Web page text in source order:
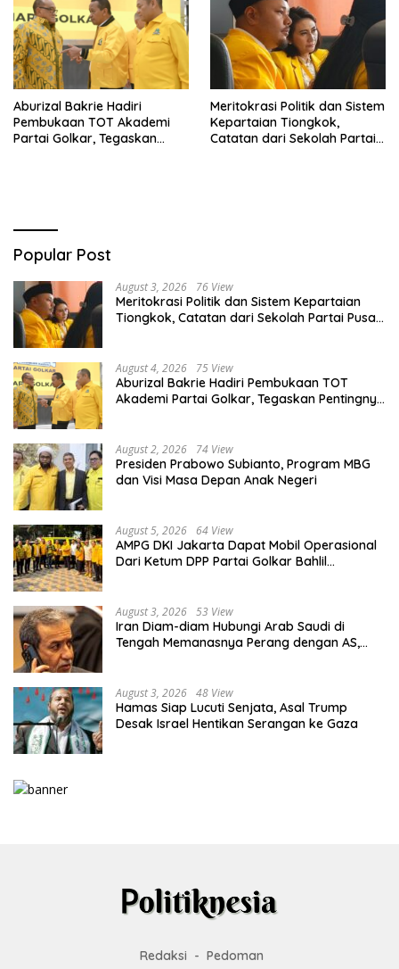
Aburizal Bakrie Hadiri
Pembukaan TOT Akademi
Partai Golkar, Tegaskan
Meritokrasi Politik dan Sistem
Kepartaian Tiongkok,
Catatan dari Sekolah Partai
Popular Post
August 3, 2026 76 View
Meritokrasi Politik dan Sistem Kepartaian
Tiongkok, Catatan dari Sekolah Partai Pusat
August 4, 2026 75 View
Aburizal Bakrie Hadiri Pembukaan TOT
Akademi Partai Golkar, Tegaskan Pentingnya
August 2, 2026 74 View
Presiden Prabowo Subianto, Program MBG
dan Visi Masa Depan Anak Negeri
August 5, 2026 64 View
AMPG DKI Jakarta Dapat Mobil Operasional
Dari Ketum DPP Partai Golkar Bahlil
August 3, 2026 53 View
Iran Diam-diam Hubungi Arab Saudi di
Tengah Memanasnya Perang dengan AS,
August 3, 2026 48 View
Hamas Siap Lucuti Senjata, Asal Trump
Desak Israel Hentikan Serangan ke Gaza
Redaksi Pedoman